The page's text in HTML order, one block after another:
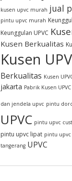
kusen upvc murah jual
pintu upvc murah
Keunggulan UPVC
Kusen Berkualitas
Kusen
Berkualitas Kusen
jakarta Pabrik Kusen UPVC
dan jendela upvc pintu
UPVC pintu upvc
pintu upvc lipat pintu
tangerang UPVC